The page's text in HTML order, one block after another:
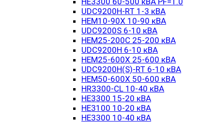
UDC9200H-RT 1-3 кВА
HEM10-90X 10-90 кВА
UDC9200S 6-10 кВА
HEM25-200C 25-200 кВА
UDC9200H 6-10 кВА
HEM25-600X 25-600 кВА
UDC9200H(S)-RT 6-10 кВА
HEM50-600X 50-600 кВА
HR3300-CL 10-40 кВА
HE3300 15-20 кВА
HE3100 10-20 кВА
HE3300 10-40 кВА